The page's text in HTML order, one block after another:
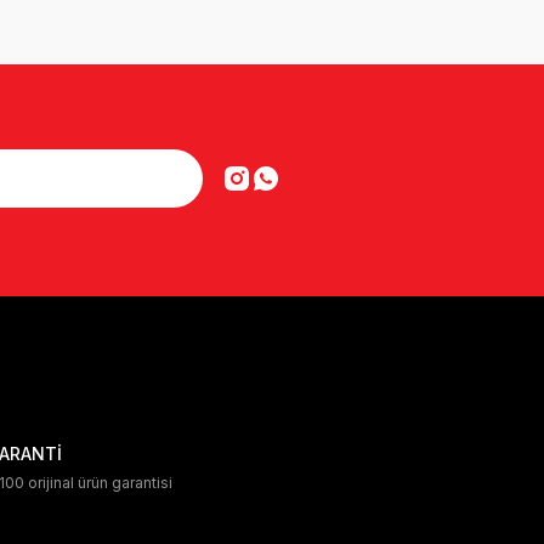
orijinal ürün garantisi